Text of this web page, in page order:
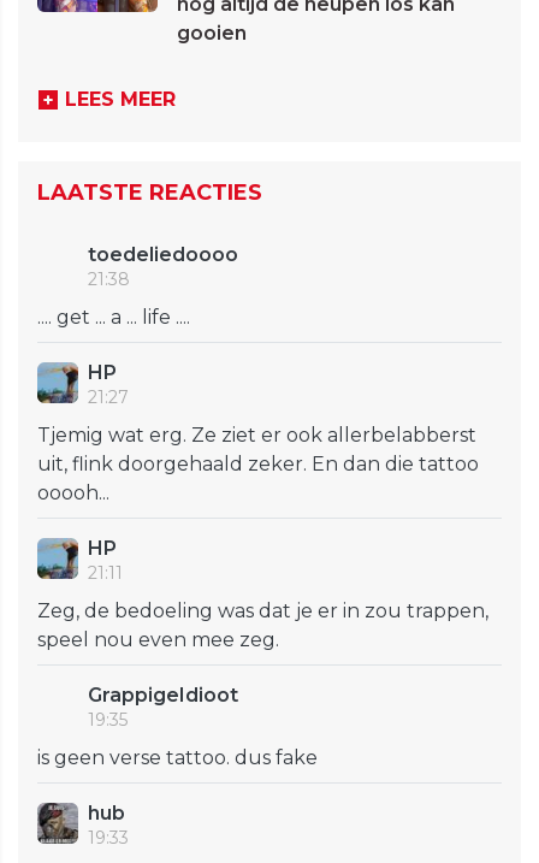
gooien
LEES MEER
LAATSTE REACTIES
toedeliedoooo
21:38
.... get ... a ... life ....
HP
21:27
Tjemig wat erg. Ze ziet er ook allerbelabberst
uit, flink doorgehaald zeker. En dan die tattoo
ooooh...
HP
21:11
Zeg, de bedoeling was dat je er in zou trappen,
speel nou even mee zeg.
GrappigeIdioot
19:35
is geen verse tattoo. dus fake
hub
19:33